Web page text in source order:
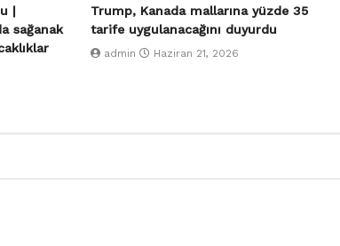
|
sağanak
Trump, Kanada mallarına yüzde 35
tarife uygulanacağını duyurdu
admin Haziran 21, 2026